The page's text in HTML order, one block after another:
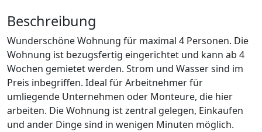
Beschreibung
Wunderschöne Wohnung für maximal 4 Personen. Die
Wohnung ist bezugsfertig eingerichtet und kann ab 4
Wochen gemietet werden. Strom und Wasser sind im
Preis inbegriffen. Ideal für Arbeitnehmer für
umliegende Unternehmen oder Monteure, die hier
arbeiten. Die Wohnung ist zentral gelegen, Einkaufen
und ander Dinge sind in wenigen Minuten möglich.